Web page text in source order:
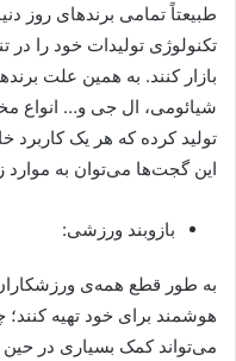
طبیعتاً تمامی برندهای روز
تکنولوژی تولیدات خود را در
بازار کنند. به همین علت
شیائومی، ال جی و… انواع
تولید کرده که هر یک کاربرد
این گجت‌ها می‌توان به موارد
بازوبند ورزشی:
به طور قطع همه‌ی
هوشمند برای خود تهیه کنند؛
می‌تواند کمک بسیاری در حین